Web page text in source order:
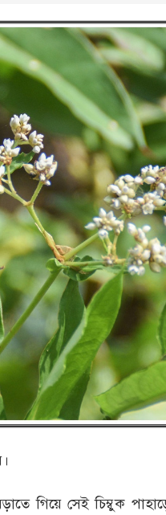
গিয়ে সেই চিম্বুক